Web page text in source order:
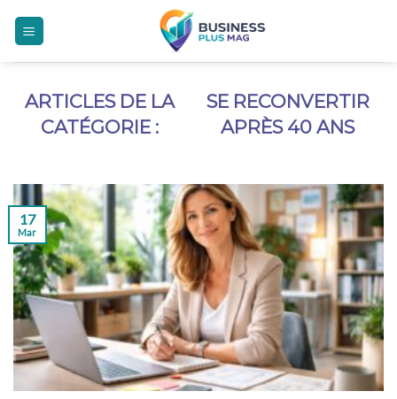
SE RECONVERTIR
APRÈS 40 ANS
17
Mar